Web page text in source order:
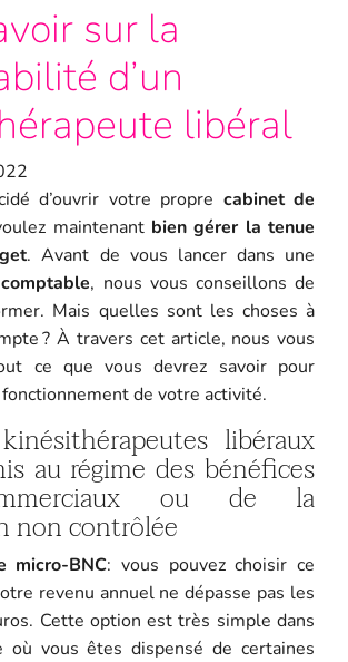
sur la
d’un
libéral
d’ouvrir votre propre cabinet de
maintenant bien gérer la tenue
. Avant de vous lancer dans une
comptable, nous vous conseillons de
Mais quelles sont les choses à
? À travers cet article, nous vous
ce que vous devrez savoir pour
de votre activité.
libéraux
au régime des bénéfices
ou de la
non contrôlée
micro-BNC: vous pouvez choisir ce
revenu annuel ne dépasse pas les
Cette option est très simple dans
où vous êtes dispensé de certaines